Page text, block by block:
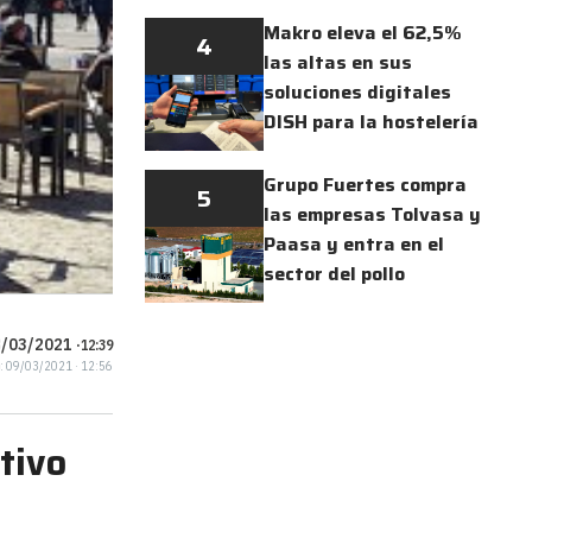
4
Makro eleva el 62,5%
las altas en sus
soluciones digitales
DISH para la hostelería
5
Grupo Fuertes compra
las empresas Tolvasa y
Paasa y entra en el
sector del pollo
03/2021 ·12:39
09/03/2021 · 12:56